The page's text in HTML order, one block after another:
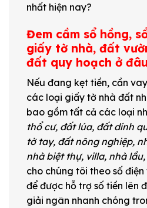
nhất hiện nay?
Đem cầm sổ hồng,
giấy tờ nhà, đất
đất quy hoạch ở
Nếu đang kẹt tiền, cần
các loại giấy tờ nhà đất
bao gồm tất cả các loại
thổ cư, đất lúa, đất dính
tờ tay, đất nông nghiệp,
nhà biệt thự, villa, nhà
cho chúng tôi theo số điện
để được hỗ trợ số tiền lên
giải ngân nhanh chóng